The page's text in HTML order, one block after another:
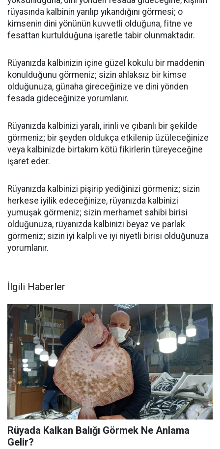
rüyasında kalbinin yarılıp yıkandığını görmesi; o
kimsenin dini yönünün kuvvetli olduğuna, fitne ve
fesattan kurtulduğuna işaretle tabir olunmaktadır.
Rüyanızda kalbinizin içine güzel kokulu bir maddenin
konulduğunu görmeniz; sizin ahlaksız bir kimse
olduğunuza, günaha gireceğinize ve dini yönden
fesada gideceğinize yorumlanır.
Rüyanızda kalbinizi yaralı, irinli ve çıbanlı bir şekilde
görmeniz; bir şeyden oldukça etkilenip üzüleceğinize
veya kalbinizde birtakım kötü fikirlerin türeyeceğine
işaret eder.
Rüyanızda kalbinizi pişirip yediğinizi görmeniz; sizin
herkese iyilik edeceğinize, rüyanızda kalbinizi
yumuşak görmeniz; sizin merhamet sahibi birisi
olduğunuza, rüyanızda kalbinizi beyaz ve parlak
görmeniz; sizin iyi kalpli ve iyi niyetli birisi olduğunuza
yorumlanır.
İlgili Haberler
Rüyada Kalkan Balığı Görmek Ne Anlama
Gelir?